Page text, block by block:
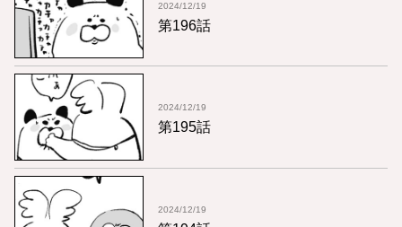
2024/12/19
第196話
2024/12/19
第195話
2024/12/19